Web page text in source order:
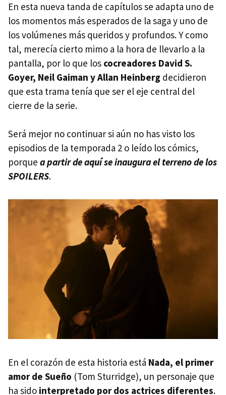
En esta nueva tanda de capítulos se adapta uno de
los momentos más esperados de la saga y uno de
los volúmenes más queridos y profundos. Y como
tal, merecía cierto mimo a la hora de llevarlo a la
pantalla, por lo que los cocreadores David S.
Goyer, Neil Gaiman y Allan Heinberg decidieron
que esta trama tenía que ser el eje central del
cierre de la serie.
Será mejor no continuar si aún no has visto los
episodios de la temporada 2 o leído los cómics,
porque a partir de aquí se inaugura el terreno de los
SPOILERS.
En el corazón de esta historia está Nada, el primer
amor de Sueño (Tom Sturridge), un personaje que
ha sido interpretado por dos actrices diferentes.